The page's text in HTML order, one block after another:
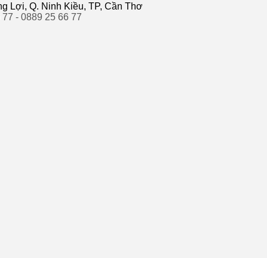
Lợi, Q. Ninh Kiều, TP, Cần Thơ
- 0889 25 66 77